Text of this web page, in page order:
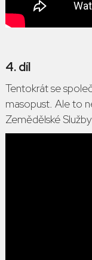
4. díl
Tentokrát se
masopust. Ale to
Zemědělské